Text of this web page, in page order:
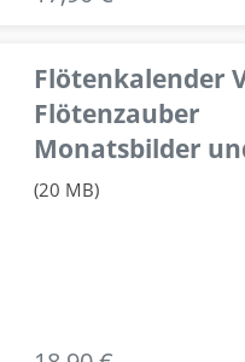
Flötenkalender
Flötenzauber
Monatsbilder
(20 MB)